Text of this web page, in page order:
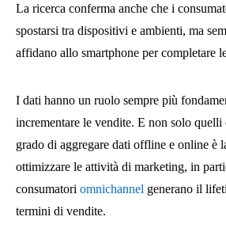
La ricerca conferma anche che i
spostarsi tra dispositivi e ambienti, ma
affidano allo smartphone per completare
I dati hanno un ruolo sempre più
incrementare le vendite. E non solo quelli
grado di aggregare dati offline e online è
ottimizzare le attività di marketing, in
consumatori omnichannel generano il
termini di vendite.